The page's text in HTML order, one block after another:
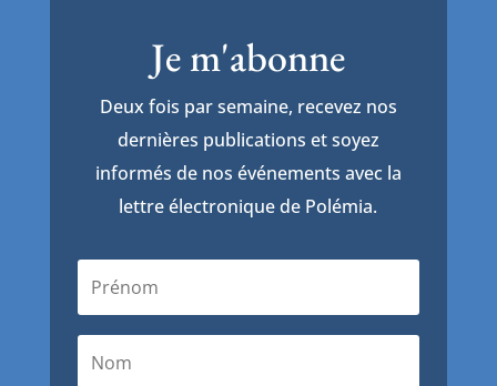
Je m'abonne
Deux fois par semaine, recevez nos
dernières publications et soyez
informés de nos événements avec la
lettre électronique de Polémia.